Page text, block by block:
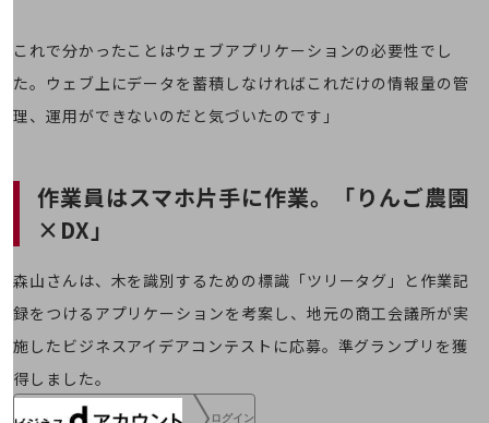
採用情報
採用情報TOP
新卒採用
障がい者採用
人材育成制度
広告
協賛
NTTドコモグループ
ログイン
これで分かったことはウェブアプリケーションの必要性でし
た。ウェブ上にデータを蓄積しなければこれだけの情報量の管
理、運用ができないのだと気づいたのです」
作業員はスマホ片手に作業。「りんご農園
×DX」
森山さんは、木を識別するための標識「ツリータグ」と作業記
録をつけるアプリケーションを考案し、地元の商工会議所が実
施したビジネスアイデアコンテストに応募。準グランプリを獲
得しました。